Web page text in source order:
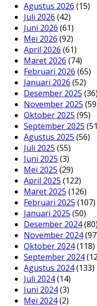
Agustus 2026 (15)
Juli 2026 (42)
Juni 2026 (61)
Mei 2026 (92)
April 2026 (61)
Maret 2026 (74)
Februari 2026 (65)
Januari 2026 (52)
Desember 2025 (36)
November 2025
Oktober 2025 (95)
September 2025
Agustus 2025 (56)
Juli 2025 (55)
Juni 2025 (3)
Mei 2025 (29)
April 2025 (122)
Maret 2025 (126)
Februari 2025 (107)
Januari 2025 (50)
Desember 2024(80)
November 2024
Oktober 2024(118)
September 2024
Agustus 2024(133)
Juli 2024(14)
Juni 2024(3)
Mei 2024(2)